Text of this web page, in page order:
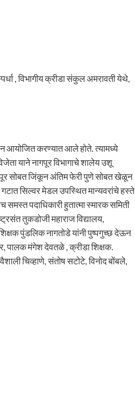
, विभागीय क्रीडा संकुल अमरावती येथे,
आयोजित करण्यात आले होते. त्यामध्ये
याने नागपूर विभागाचे शालेय उशू
सोबत जिंकून अंतिम फेरी पुणे सोबत खेळून
सिल्वर मेडल उपस्थित मान्यवरांचे हस्ते
पदाधिकारी हुतात्मा स्मारक समिती
तुकडोजी महाराज विद्यालय,
पुंडलिक नागतोडे यांनी पुष्पगुच्छ देऊन
पालक मंगेश देवतळे , क्रीडा शिक्षक.
चिव्हाणे, संतोष सटोटे, विनोद बोंबले,